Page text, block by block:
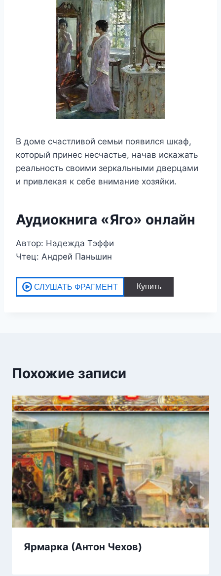
В доме счастливой семьи появился шкаф,
который принес несчастье, начав искажать
реальность своими зеркальными дверцами
и привлекая к себе внимание хозяйки.
Аудиокнига «Яго» онлайн
Автор: Надежда Тэффи
Чтец: Андрей Паньшин
Похожие записи
Ярмарка (Антон Чехов)